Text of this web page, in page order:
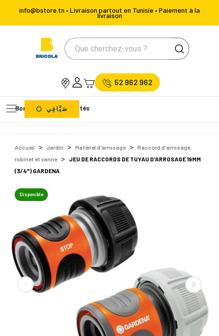
info@bstore.tn • Livraison partout en Tunisie • Paiement à la
livraison
52 962 962
Bons Plans Nouveautés
صَيَّافِي
Accueil Jardin Matériel d'arrosage
Raccord d'arrosage,
robinet et vanne
JEU DE RACCORDS DE TUYAU D'ARROSAGE 19MM
(3/4") GARDENA
Disponible